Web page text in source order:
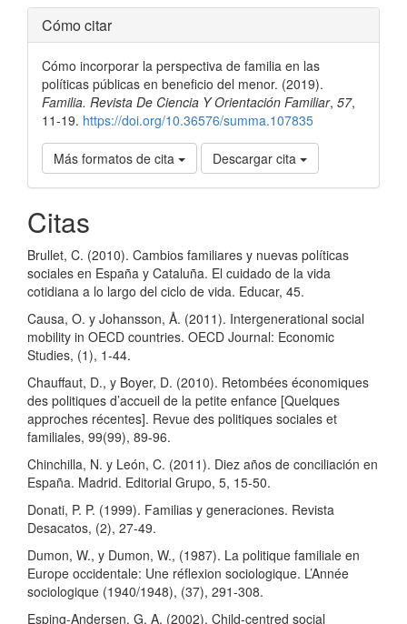
Detalles
del
artículo
Cómo citar
Cómo incorporar la perspectiva de familia en las
políticas públicas en beneficio del menor. (2019).
Familia. Revista De Ciencia Y Orientación Familiar, 57,
11-19. https://doi.org/10.36576/summa.107835
Más formatos de cita Descargar cita
Citas
Brullet, C. (2010). Cambios familiares y nuevas políticas
sociales en España y Cataluña. El cuidado de la vida
cotidiana a lo largo del ciclo de vida. Educar, 45.
Causa, O. y Johansson, Å. (2011). Intergenerational social
mobility in OECD countries. OECD Journal: Economic
Studies, (1), 1-44.
Chauffaut, D., y Boyer, D. (2010). Retombées économiques
des politiques d’accueil de la petite enfance [Quelques
approches récentes]. Revue des politiques sociales et
familiales, 99(99), 89-96.
Chinchilla, N. y León, C. (2011). Diez años de conciliación en
España. Madrid. Editorial Grupo, 5, 15-50.
Donati, P. P. (1999). Familias y generaciones. Revista
Desacatos, (2), 27-49.
Dumon, W., y Dumon, W., (1987). La politique familiale en
Europe occidentale: Une réflexion sociologique. L’Année
sociologique (1940/1948), (37), 291-308.
Esping-Andersen, G. A. (2002). Child-centred social